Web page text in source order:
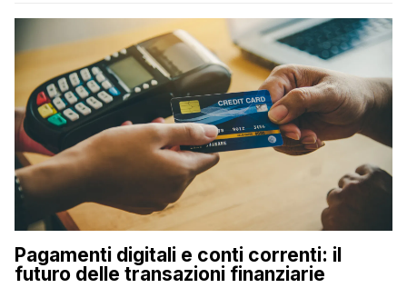
Pagamenti digitali e conti correnti: il
futuro delle transazioni finanziarie